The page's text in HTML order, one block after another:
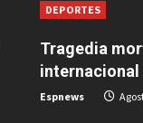
DEPORTES
Tragedia
internacional
Espnews